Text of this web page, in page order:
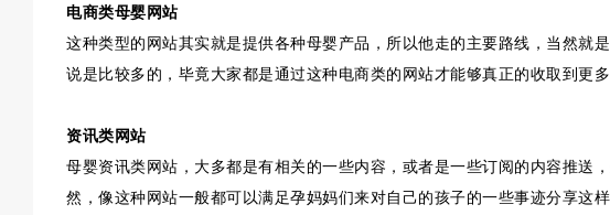
电商类母婴网站
这种类型的网站其实就是提供各种母婴产品，所以他走的主要路线，当然就
说是比较多的，毕竟大家都是通过这种电商类的网站才能够真正的收取到更多
资讯类网站
母婴资讯类网站，大多都是有相关的一些内容，或者是一些订阅的内容推送
然，像这种网站一般都可以满足孕妈妈们来对自己的孩子的一些事迹分享这样